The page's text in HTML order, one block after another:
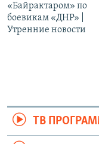
«Байрактаром» по
боевикам «ДНР» |
Утренние новости
ТВ